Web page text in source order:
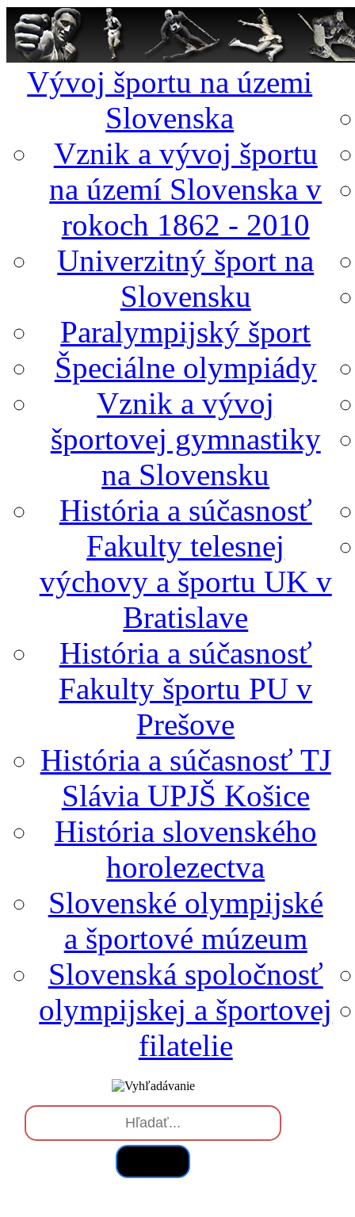
Vývoj športu na územi
Slovenska
Vznik a vývoj športu
na území Slovenska v
rokoch 1862 - 2010
Univerzitný šport na
Slovensku
Paralympijský šport
Špeciálne olympiády
Vznik a vývoj
športovej gymnastiky
na Slovensku
História a súčasnosť
Fakulty telesnej
výchovy a športu UK v
Bratislave
História a súčasnosť
Fakulty športu PU v
Prešove
História a súčasnosť TJ
Slávia UPJŠ Košice
História slovenského
horolezectva
Slovenské olympijské
a športové múzeum
Slovenská spoločnosť
olympijskej a športovej
filatelie